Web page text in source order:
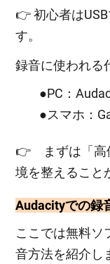
👉 初心者は
す。
録音に使われる
●PC：
●スマホ：
👉 まずは「高
境を整えること
Audacityでの録
ここでは無料ソ
音方法を紹介し